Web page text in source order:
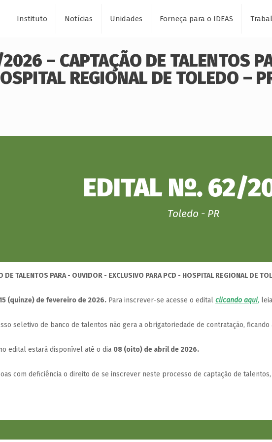
Instituto Notícias Unidades Forneça para o IDEAS
– CAPTAÇÃO DE TALENTOS
REGIONAL DE TOLEDO –
EDITAL Nº. 62/
Toledo - PR
TALENTOS PARA - OUVIDOR - EXCLUSIVO PARA PCD - HOSPITAL REGIONAL DE
(quinze) de fevereiro de 2026. Para inscrever-se acesse o edital clicando aqui,
seletivo de banco de talentos não gera a obrigatoriedade de contratação,
edital estará disponível até o dia 08 (oito) de abril de 2026.
com deficiência o direito de se inscrever neste processo de captação de